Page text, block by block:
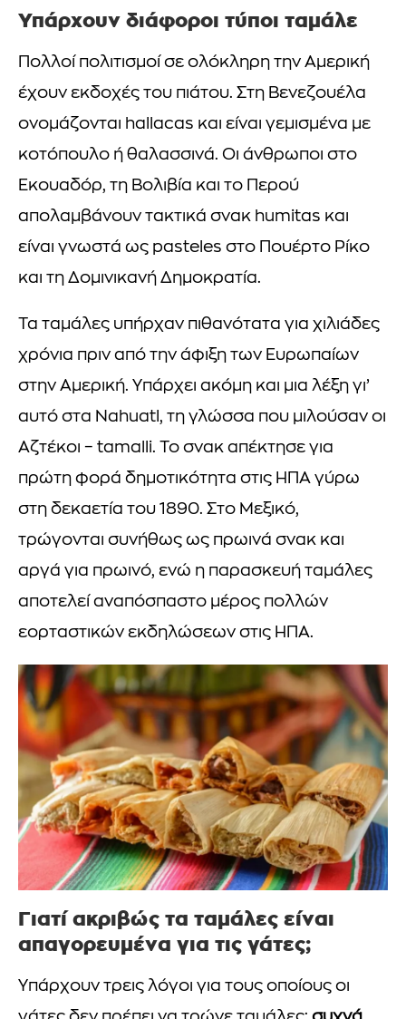
Υπάρχουν διάφοροι τύποι ταμάλε
Πολλοί πολιτισμοί σε ολόκληρη την Αμερική
έχουν εκδοχές του πιάτου. Στη Βενεζουέλα
ονομάζονται hallacas και είναι γεμισμένα με
κοτόπουλο ή θαλασσινά. Οι άνθρωποι στο
Εκουαδόρ, τη Βολιβία και το Περού
απολαμβάνουν τακτικά σνακ humitas και
είναι γνωστά ως pasteles στο Πουέρτο Ρίκο
και τη Δομινικανή Δημοκρατία.
Τα ταμάλες υπήρχαν πιθανότατα για χιλιάδες
χρόνια πριν από την άφιξη των Ευρωπαίων
στην Αμερική. Υπάρχει ακόμη και μια λέξη γι’
αυτό στα Nahuatl, τη γλώσσα που μιλούσαν οι
Αζτέκοι – tamalli. Το σνακ απέκτησε για
πρώτη φορά δημοτικότητα στις ΗΠΑ γύρω
στη δεκαετία του 1890. Στο Μεξικό,
τρώγονται συνήθως ως πρωινά σνακ και
αργά για πρωινό, ενώ η παρασκευή ταμάλες
αποτελεί αναπόσπαστο μέρος πολλών
εορταστικών εκδηλώσεων στις ΗΠΑ.
Γιατί ακριβώς τα ταμάλες είναι
απαγορευμένα για τις γάτες;
Υπάρχουν τρεις λόγοι για τους οποίους οι